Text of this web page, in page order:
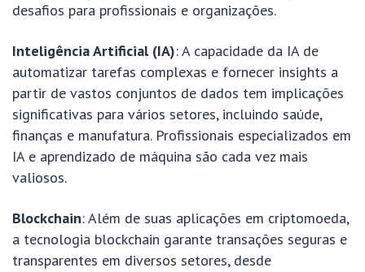
desafios para profissionais e organizações.
Inteligência Artificial (IA): A capacidade da IA de
automatizar tarefas complexas e fornecer insights a
partir de vastos conjuntos de dados tem implicações
significativas para vários setores, incluindo saúde,
finanças e manufatura. Profissionais especializados em
IA e aprendizado de máquina são cada vez mais
valiosos.
Blockchain: Além de suas aplicações em criptomoeda,
a tecnologia blockchain garante transações seguras e
transparentes em diversos setores, desde